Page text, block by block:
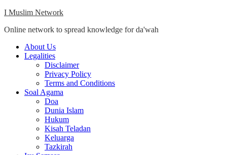
Skip
content
I Muslim Network
Online network to spread knowledge for da'wah
Close
Menu
About Us
Legalities
Disclaimer
Privacy Policy
Terms and Conditions
Soal Agama
Doa
Dunia Islam
Hukum
Kisah Teladan
Keluarga
Tazkirah